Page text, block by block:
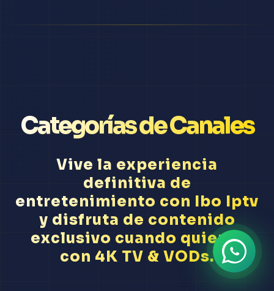
Categorías de Canales
Vive la experiencia
definitiva de
entretenimiento con Ibo Iptv
y disfruta de contenido
exclusivo cuando quieras
con 4K TV & VODs.